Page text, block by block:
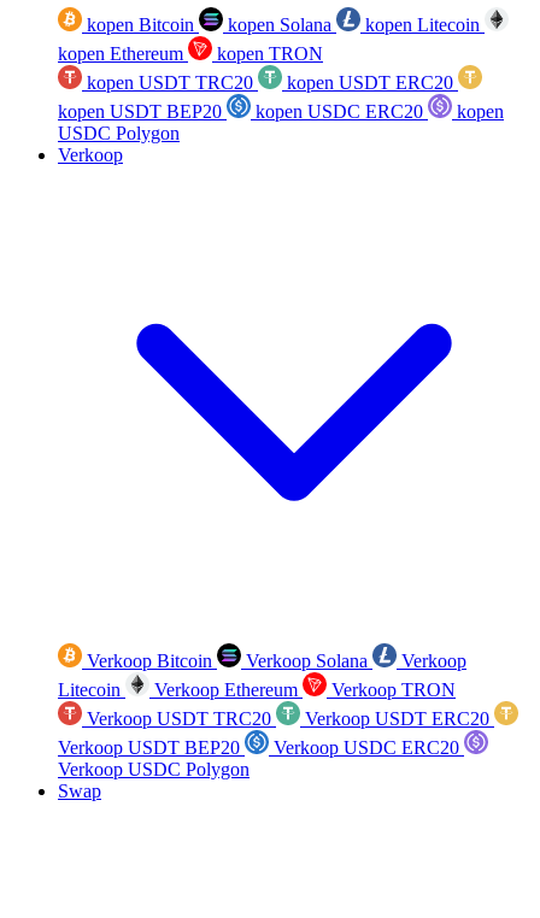
kopen Bitcoin kopen Solana
kopen Litecoin
kopen Ethereum
kopen TRON
kopen USDT TRC20
kopen USDT ERC20
kopen USDT BEP20
kopen USDC ERC20
kopen
USDC Polygon
Verkoop
Verkoop Bitcoin Verkoop Solana
Verkoop
Litecoin
Verkoop Ethereum
Verkoop TRON
Verkoop USDT TRC20
Verkoop USDT ERC20
Verkoop USDT BEP20
Verkoop USDC ERC20
Verkoop USDC Polygon
Swap